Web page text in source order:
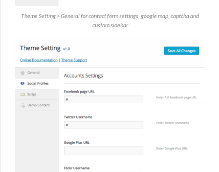
Theme Setting > General for contact form settings, google map, captcha and
custom sidebar